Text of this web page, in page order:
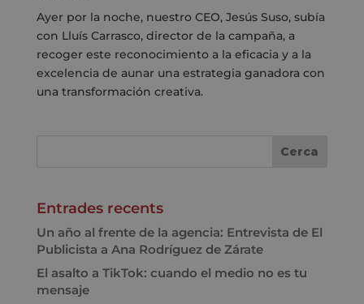
Ayer por la noche, nuestro CEO, Jesús Suso, subía
con Lluís Carrasco, director de la campaña, a
recoger este reconocimiento a la eficacia y a la
excelencia de aunar una estrategia ganadora con
una transformación creativa.
Entrades recents
Un año al frente de la agencia: Entrevista de El
Publicista a Ana Rodríguez de Zárate
El asalto a TikTok: cuando el medio no es tu
mensaje